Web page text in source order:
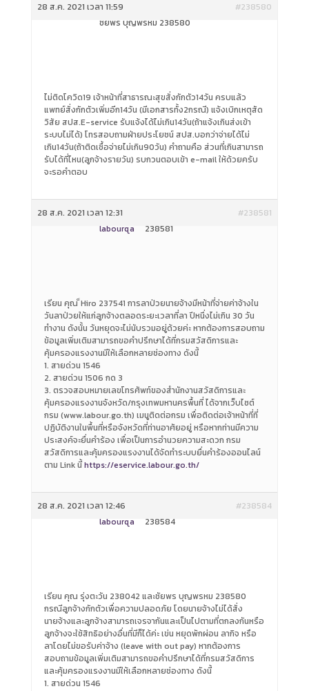
28 ส.ค. 2021 เวลา 11:59
#238580
ชัยพร บุญพรหม 238580
ไม่ติดโควิด19 เจ้าหน้าที่สาธารณะสุขสั่งกักตัว14วัน ครบแล้ว
แพทย์สั่งกักตัวเพิ่มอีก14วัน (มีเอกสารทั้ง2กรณี) แจ้งเบิกเหตุสัด
วิสัย สปส.E-service รับแจ้งได้ไม่เกิน14วัน(ถ้าแจ้งเกินส่งเข้า
ระบบไม่ได้) โทรสอบถามฝ่ายประโยชน์ สปส.บอกว่าจ่ายได้ไม่
เกิน14วัน(ถ้าติดเชื้อจ่ายไม่เกิน90วัน) คำถามคือ ส่วนที่เกินสามารถ
รับได้ที่ไหน(ลูกจ้างรายวัน) รบกวนตอบเข้า e-mail ให้ด้วยครับ
จะรอคำตอบ
28 ส.ค. 2021 เวลา 12:31
#238581
labourqa
238581
เรียน คุณ ็Hiro 237541 การลาป่วยนายจ้างมีหน้าที่จ่ายค่าจ้างใน
วันลาป่วยให้แก่ลูกจ้างตลอดระยะเวลาที่ลา ปีหนึ่งไม่เกิน 30 วัน
ทำงาน ดังนั้น วันหยุดจะไม่นับรวมอยู่ด้วยค่ะ หากต้องการสอบถาม
ข้อมูลเพิ่มเติมสามารถขอคำปรึกษาได้ที่กรมสวัสดิการและ
คุ้มครองแรงงานมีให้เลือกหลายช่องทาง ดังนี้
1. สายด่วน 1546
2. สายด่วน 1506 กด 3
3. ตรวจสอบหมายเลขโทรศัพท์ของสำนักงานสวัสดิการและ
คุ้มครองแรงงานจังหวัด/กรุงเทพมหานครพื้นที่ ได้จากเว็บไซต์
กรม (www.labour.go.th) เมนูติดต่อกรม เพื่อติดต่อเจ้าหน้าที่ที่
ปฏิบัติงานในพื้นที่หรือจังหวัดที่ท่านอาศัยอยู่ หรือหากท่านมีความ
ประสงค์จะยื่นคำร้อง เพื่อเป็นการอำนวยความสะดวก กรม
สวัสดิการและคุ้มครองแรงงานได้จัดทำระบบยื่นคำร้องออนไลน์
ตาม Link นี้https://eservice.labour.go.th/
28 ส.ค. 2021 เวลา 12:46
#238584
labourqa
238584
เรียน คุณ รุ่งตะวัน 238042 และชัยพร บุญพรหม 238580
กรณีลูกจ้างกักตัวเพื่อความปลอดภัย โดยนายจ้างไม่ได้สั่ง
นายจ้างและลูกจ้างสามารถเจรจากันและเป็นไปตามที่ตกลงกันหรือ
ลูกจ้างจะใช้สิทธิอย่างอื่นที่มีก็ได้ค่ะ เข่น หยุดพักผ่อน ลากิจ หรือ
ลาโดยไม่ขอรับค่าจ้าง (leave with out pay) หากต้องการ
สอบถามข้อมูลเพิ่มเติมสามารถขอคำปรึกษาได้ที่กรมสวัสดิการ
และคุ้มครองแรงงานมีให้เลือกหลายช่องทาง ดังนี้
1. สายด่วน 1546